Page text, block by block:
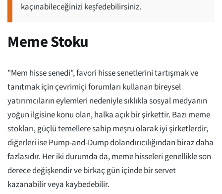
kaçınabileceğinizi keşfedebilirsiniz.
Meme Stoku
"Mem hisse senedi", favori hisse senetlerini tartışmak ve
tanıtmak için çevrimiçi forumları kullanan bireysel
yatırımcıların eylemleri nedeniyle sıklıkla sosyal medyanın
yoğun ilgisine konu olan, halka açık bir şirkettir. Bazı meme
stokları, güçlü temellere sahip meşru olarak iyi şirketlerdir,
diğerleri ise Pump-and-Dump dolandırıcılığından biraz daha
fazlasıdır. Her iki durumda da, meme hisseleri genellikle son
derece değişkendir ve birkaç gün içinde bir servet
kazanabilir veya kaybedebilir.